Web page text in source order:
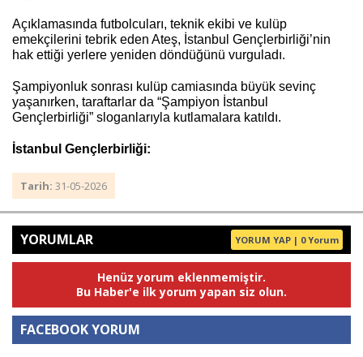
Açıklamasında futbolcuları, teknik ekibi ve kulüp
emekçilerini tebrik eden Ateş, İstanbul Gençlerbirliği’nin
hak ettiği yerlere yeniden döndüğünü vurguladı.
Şampiyonluk sonrası kulüp camiasında büyük sevinç
yaşanırken, taraftarlar da “Şampiyon İstanbul
Gençlerbirliği” sloganlarıyla kutlamalara katıldı.
İstanbul Gençlerbirliği:
Tarih: 31-05-2026
YORUMLAR YORUM YAP | 0 Yorum
Henüz yorum eklenmemiştir.
Bu Haber'e ilk yorum yapan siz olun.
FACEBOOK YORUM